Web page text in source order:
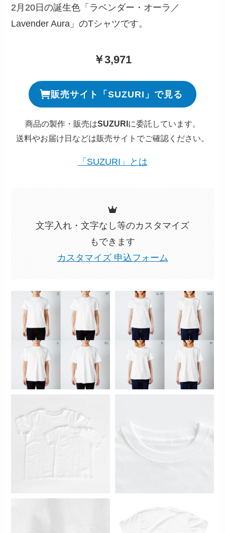
2月20日の誕生色「ラベンダー・オーラ／
Lavender Aura」のTシャツです。
￥3,971
販売サイト「SUZURI」で見る
商品の製作・販売はSUZURIに委託しています。
送料やお届け日などは販売サイトでご確認ください。
「SUZURI」とは
文字入れ・文字なし等のカスタマイズ
もできます
カスタマイズ 申込フォーム